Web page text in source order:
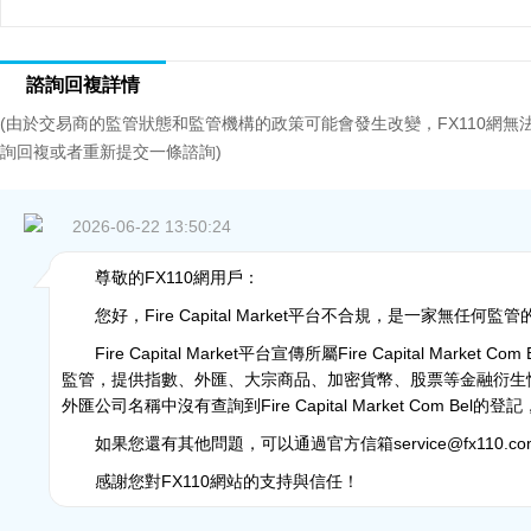
諮詢回複詳情
(由於交易商的監管狀態和監管機構的政策可能會發生改變，FX110網
詢回複或者重新提交一條諮詢)
2026-06-22 13:50:24
尊敬的FX110網用戶：
您好，Fire Capital Market平台不合規，是一家無任何監管
Fire Capital Market平台宣傳所屬Fire Capital Market Com
監管，提供指數、外匯、大宗商品、加密貨幣、股票等金融衍
外匯公司名稱中沒有查詢到Fire Capital Market Com Bel的登記
如果您還有其他問題，可以通過官方信箱
感謝您對FX110網站的支持與信任！